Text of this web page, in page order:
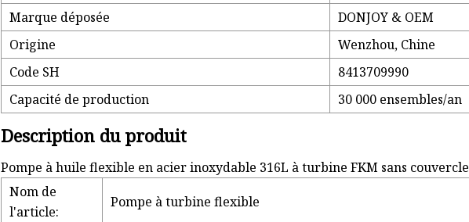
Marque déposée
DONJOY & OEM
Origine
Wenzhou, Chine
Code SH
8413709990
Capacité de production
30 000 ensembles/an
Description du produit
Pompe à huile flexible en acier inoxydable 316L à turbine FKM sans couvercle
Nom de
l'article:
Pompe à turbine flexible